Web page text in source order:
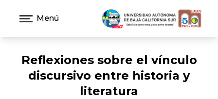
Menú
Reflexiones sobre el vínculo
discursivo entre historia y
literatura